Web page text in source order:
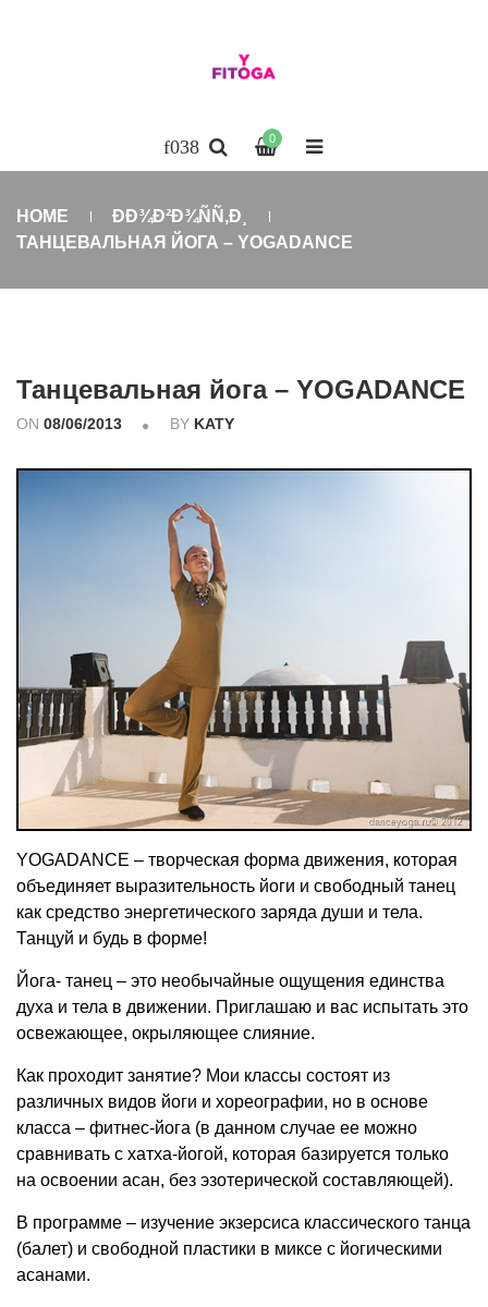
0
HOME
ÐÐ¾Ð²Ð¾ÑÑ‚Ð¸
ТАНЦЕВАЛЬНАЯ ЙОГА – YOGADANCE
Танцевальная йога – YOGADANCE
ON 08/06/2013 BY KATY
YOGADANCE – творческая форма движения, которая
объединяет выразительность йоги и свободный танец
как средство энергетического заряда души и тела.
Танцуй и будь в форме!
Йога- танец – это необычайные ощущения единства
духа и тела в движении. Приглашаю и вас испытать это
освежающее, окрыляющее слияние.
Как проходит занятие? Мои классы состоят из
различных видов йоги и хореографии, но в основе
класса – фитнес-йога (в данном случае ее можно
сравнивать с хатха-йогой, которая базируется только
на освоении асан, без эзотерической составляющей).
В программе – изучение экзерсиса классического танца
(балет) и свободной пластики в миксе с йогическими
асанами.